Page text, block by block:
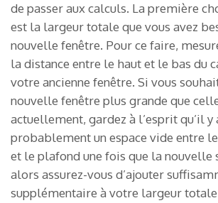
de passer aux calculs. La première
est la largeur totale que vous avez
nouvelle fenêtre. Pour ce faire,
la distance entre le haut et le bas du
votre ancienne fenêtre. Si vous
nouvelle fenêtre plus grande que
actuellement, gardez à l’esprit qu’il y
probablement un espace vide entre
et le plafond une fois que la nouvelle
alors assurez-vous d’ajouter
supplémentaire à votre largeur